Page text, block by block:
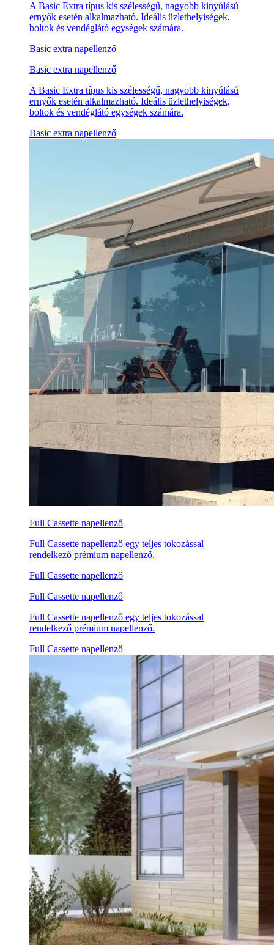
A Basic Extra típus kis szélességű, nagyobb kinyúlású
ernyők esetén alkalmazható. Ideális üzlethelyiségek,
boltok és vendéglátó egységek számára.
Basic extra napellenző
Basic extra napellenző
A Basic Extra típus kis szélességű, nagyobb kinyúlású
ernyők esetén alkalmazható. Ideális üzlethelyiségek,
boltok és vendéglátó egységek számára.
Basic extra napellenző
Full Cassette napellenző
Full Cassette napellenző egy teljes tokozással
rendelkező prémium napellenző.
Full Cassette napellenző
Full Cassette napellenző
Full Cassette napellenző egy teljes tokozással
rendelkező prémium napellenző.
Full Cassette napellenző